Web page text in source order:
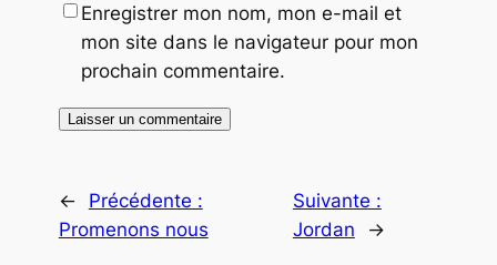
Enregistrer mon nom, mon e-mail et
mon site dans le navigateur pour mon
prochain commentaire.
←
Précédente :
Promenons nous
Suivante :
Jordan
→